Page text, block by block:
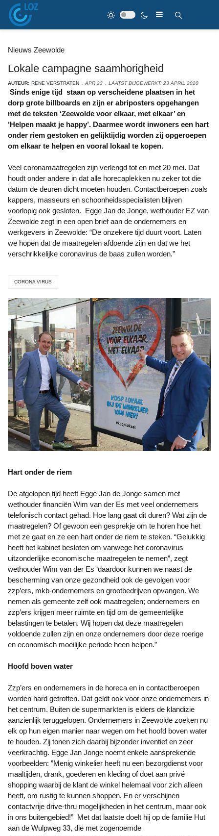
Nieuws Zeewolde
Lokale campagne saamhorigheid
AUTEUR: RENE VERSTRATEN APR 23 LAATST BIJGEWERKT: 23 APRIL 2020
Sinds enige tijd staan op verscheidene plaatsen in het
dorp grote billboards en zijn er abriposters opgehangen
met de teksten ‘Zeewolde voor elkaar, met elkaar’ en
‘Helpen maakt je happy’. Daarmee wordt inwoners een hart
onder riem gestoken en gelijktijdig worden zij opgeroepen
om elkaar te helpen en vooral lokaal te kopen.
Veel coronamaatregelen zijn verlengd tot en met 20 mei. Dat
houdt onder andere in dat alle horecaplekken nu zeker tot die
datum de deuren dicht moeten houden. Contactberoepen zoals
kappers, masseurs en schoonheidsspecialisten blijven
voorlopig ook gesloten. Egge Jan de Jonge, wethouder EZ van
Zeewolde zegt in een open brief aan de ondernemers en
werkgevers in Zeewolde: “De onzekere tijd duurt voort. Laten
we hopen dat de maatregelen afdoende zijn en dat we het
verschrikkelijke coronavirus de baas zullen worden.”
CORONA VIRUS
Hart onder de riem
De afgelopen tijd heeft Egge Jan de Jonge samen met
wethouder financiën Wim van der Es met veel ondernemers
telefonisch contact gehad. Hoe lang gaat dit duren? Wat zijn de
maatregelen? Of gewoon een gesprekje om te horen hoe het
met ze gaat en ze een hart onder de riem te steken. “Gelukkig
heeft het kabinet besloten om vanwege het coronavirus
uitzonderlijke economische maatregelen te nemen”, zegt
wethouder Wim van der Es ‘daardoor kunnen we naast de
bescherming van onze gezondheid ook de gevolgen voor
zzp’ers, mkb-ondernemers en grootbedrijven opvangen. We
nemen als gemeente zelf ook maatregelen; ondernemers en
zzp’ers krijgen meer ruimte en tijd om de gemeentelijke
belastingen te betalen. Wij hopen dat deze maatregelen
voldoende zullen zijn en onze ondernemers door deze roerige
en economisch moeilijke periode heen helpen.”
Hoofd boven water
Zzp’ers en ondernemers in de horeca en in contactberoepen
worden hard getroffen. Dat geldt ook voor onze ondernemers in
het centrum. Buiten de supermarkten is elders de klandizie
aanzienlijk teruggelopen. Ondernemers in Zeewolde zoeken nu
elk op hun eigen manier naar wegen om het hoofd boven water
te houden. Zij tonen zich daarbij bijzonder inventief en zeer
veerkrachtig. Egge Jan Jonge noemt enkele aansprekende
voorbeelden: ”Menig winkelier heeft nu een bezorgdienst voor
maaltijden, drank, goederen en kleding of doet aan privé
shopping waarbij de klant de winkel helemaal voor zich alleen
heeft, om rustig te kunnen shoppen. En er verschijnen
contactvrije drive-thru mogelijkheden in het centrum, maar ook
in ons buitengebied!” Met dat laatste doelt hij op de familie Hut
aan de Wulpweg 33, die met zogenoemde